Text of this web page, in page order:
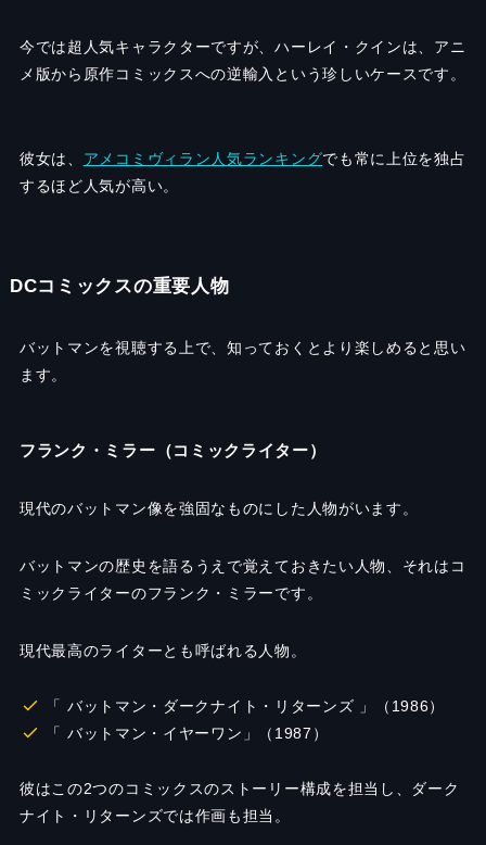
今では超人気キャラクターですが、ハーレイ・クインは、アニ
メ版から原作コミックスへの逆輸入という珍しいケースです。
彼女は、 アメコミヴィラン人気ランキングでも常に上位を独占
するほど人気が高い。
DCコミックスの重要人物
バットマンを視聴する上で、知っておくとより楽しめると思い
ます。
フランク・ミラー（コミックライター）
現代のバットマン像を強固なものにした人物がいます。
バットマンの歴史を語るうえで覚えておきたい人物、それはコ
ミックライターのフランク・ミラーです。
現代最高のライターとも呼ばれる人物。
「 バットマン・ダークナイト・リターンズ 」（1986）
「 バットマン・イヤーワン」（1987）
彼はこの2つのコミックスのストーリー構成を担当し、ダーク
ナイト・リターンズでは作画も担当。